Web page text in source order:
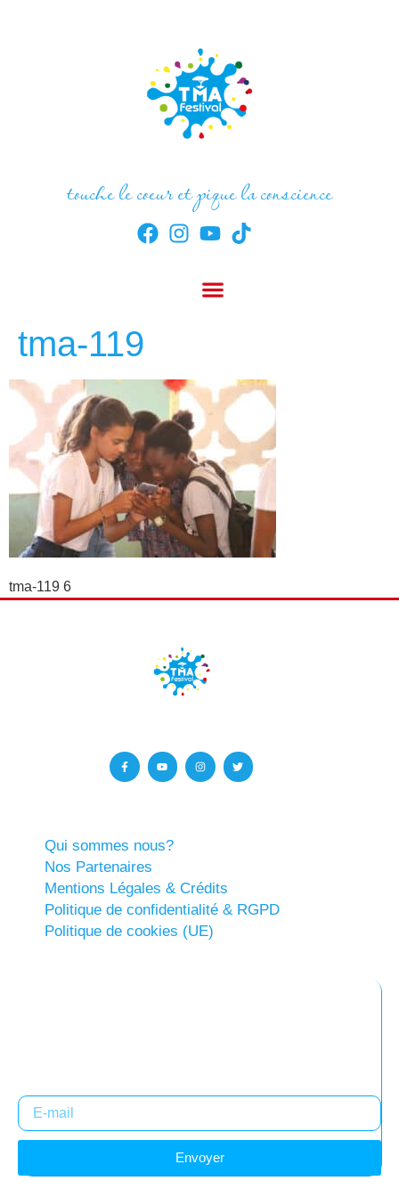
touche le coeur et pique la conscience
tma-119
tma-119 6
Qui sommes nous?
Nos Partenaires
Mentions Légales & Crédits
Politique de confidentialité & RGPD
Politique de cookies (UE)
Envoyer